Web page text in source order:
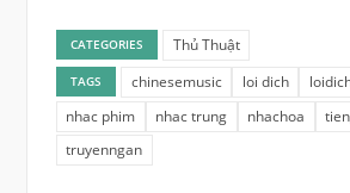
CATEGORIES Thủ Thuật
TAGS chinesemusic loi dich
nhac phim
nhac trung nhachoa
truyenngan